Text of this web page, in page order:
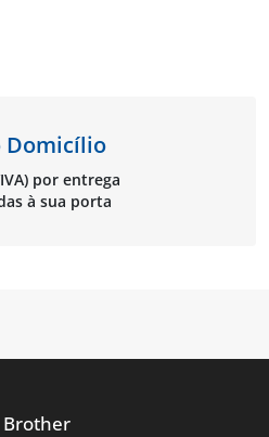
Domicílio
por entrega
à sua porta
Brother